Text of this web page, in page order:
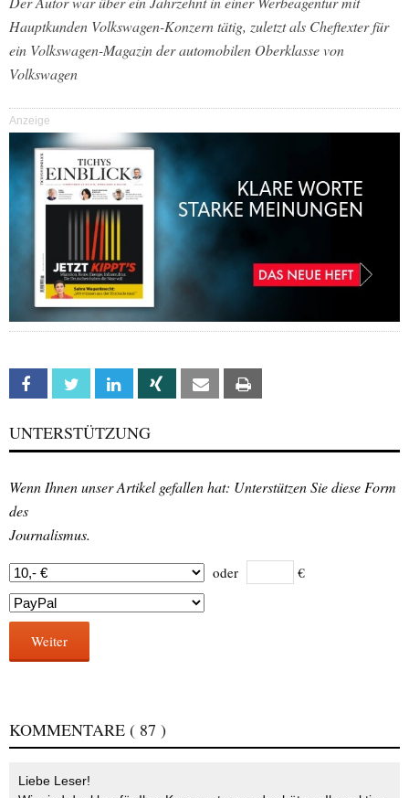
Hauptkunden Volkswagen-Konzern tätig, zuletzt als Cheftexter für
ein Volkswagen-Magazin der automobilen Oberklasse von
Volkswagen
Anzeige
Facebook Twitter Linkedin Xing Email
UNTERSTÜTZUNG
Wenn Ihnen unser Artikel gefallen hat: Unterstützen Sie diese Form
des
Journalismus.
oder €
Weiter
KOMMENTARE ( 87 )
Liebe Leser!